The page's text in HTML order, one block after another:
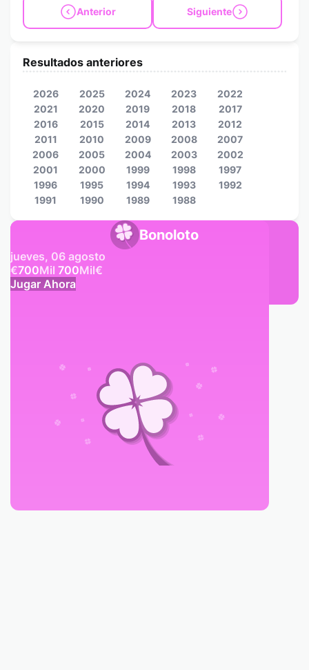
Anterior Siguiente
Bonoloto
jueves, 06 agosto
€700Mil 700Mil€
Jugar Ahora
Resultados anteriores
2026 2025 2024 2023
2022
2021
2020 2019 2018
2017
2016
2015 2014 2013
2012
2011
2010 2009 2008
2007
2006
2005 2004 2003
2002
2001
2000 1999 1998
1997
1996
1995 1994 1993
1992
1991
1990 1989 1988